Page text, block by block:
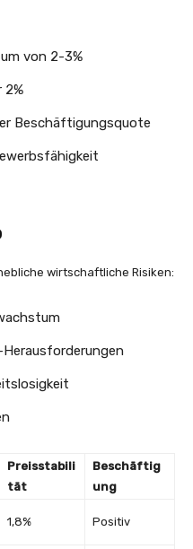
von 2-3%
2%
Beschäftigungsquote
wirtschaftliche Risiken:
Preisstabili
tät
Beschäftig
ung
1,8% Positiv